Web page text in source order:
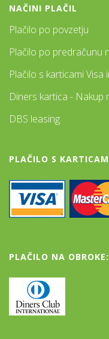
NAČINI PLAČIL
Plačilo po povzetju
Plačilo po predračunu
Plačilo s karticami
Diners kartica - Nakup
DBS leasing
PLAČILO S
PLAČILO NA OBROKE: